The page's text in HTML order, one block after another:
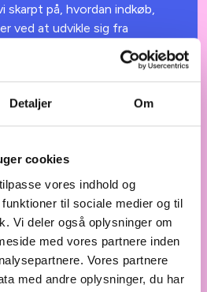
Detaljer Om
cookies
vores indhold og
til sociale medier og til
Vi deler også oplysninger om
med vores partnere inden
Vores partnere
med andre oplysninger, du har
skarpt på, hvordan indkøb,
ved at udvikle sig fra
nøgler i den grønne
Kan vi udnytte
planer
granskninger af jeres
et aktivt værktøj til bedre